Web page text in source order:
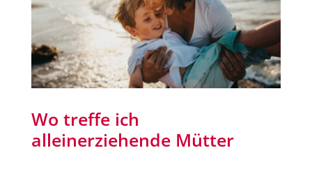
Wo treffe ich
alleinerziehende Mütter